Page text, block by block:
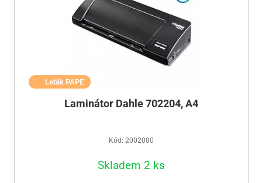
Leták PAPE
Laminátor Dahle 702204, A4
Kód: 2002080
Skladem 2 ks